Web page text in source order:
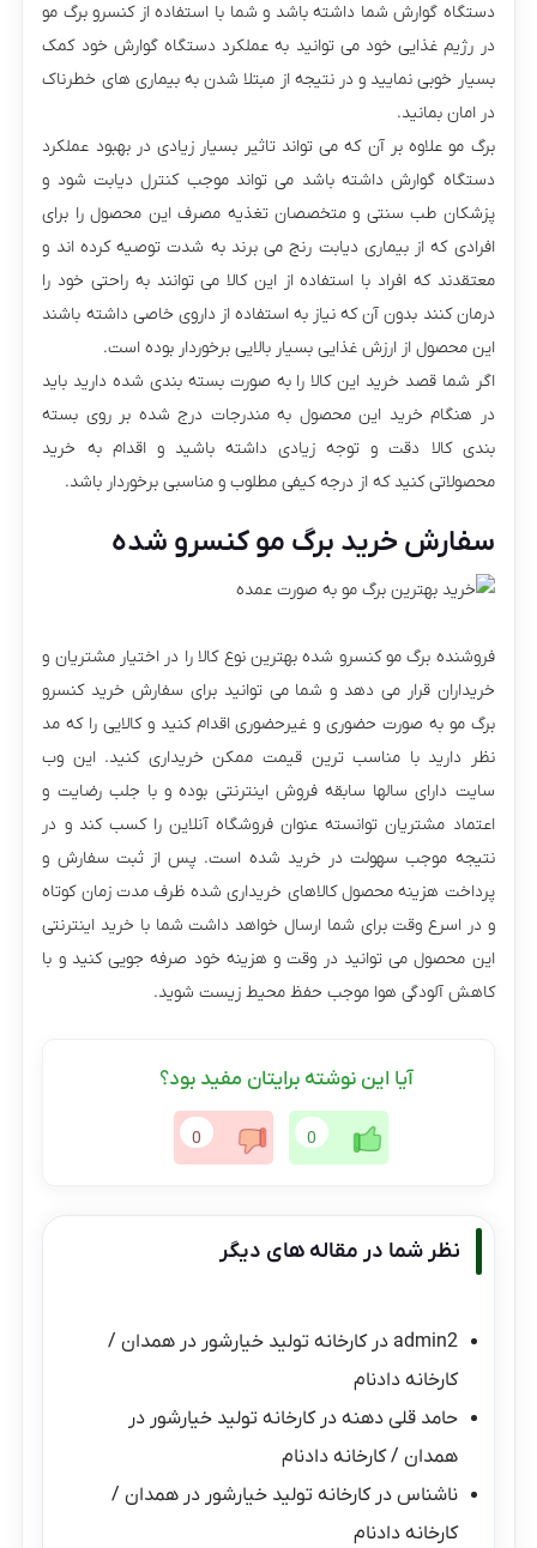
دستگاه گوارش شما داشته باشد و شما با استفاده از کنسرو برگ مو
در رژیم غذایی خود می توانید به عملکرد دستگاه گوارش خود کمک
بسیار خوبی نمایید و در نتیجه از مبتلا شدن به بیماری های خطرناک
در امان بمانید.
برگ مو علاوه بر آن که می تواند تاثیر بسیار زیادی در بهبود عملکرد
دستگاه گوارش داشته باشد می تواند موجب کنترل دیابت شود و
پزشکان طب سنتی و متخصصان تغذیه مصرف این محصول را برای
افرادی که از بیماری دیابت رنج می‌ برند به شدت توصیه کرده‌ اند و
معتقدند که افراد با استفاده از این کالا می‌ توانند به راحتی خود را
درمان کنند بدون آن که نیاز به استفاده از داروی خاصی داشته باشند
این محصول از ارزش غذایی بسیار بالایی برخوردار بوده است.
اگر شما قصد خرید این کالا را به صورت بسته بندی شده دارید باید
در هنگام خرید این محصول به مندرجات درج شده بر روی بسته
بندی کالا دقت و توجه زیادی داشته باشید و اقدام به خرید
محصولاتی کنید که از درجه کیفی مطلوب و مناسبی برخوردار باشد.
سفارش خرید برگ مو کنسرو شده
فروشنده برگ مو کنسرو شده بهترین نوع کالا را در اختیار مشتریان و
خریداران قرار می دهد و شما می توانید برای سفارش خرید کنسرو
برگ مو به صورت حضوری و غیرحضوری اقدام کنید و کالایی را که مد
نظر دارید با مناسب ترین قیمت ممکن خریداری کنید. این وب
سایت دارای سالها سابقه فروش اینترنتی بوده و با جلب رضایت و
اعتماد مشتریان توانسته عنوان فروشگاه آنلاین را کسب کند و در
نتیجه موجب سهولت در خرید شده است. پس از ثبت سفارش و
پرداخت هزینه محصول کالاهای خریداری شده ظرف مدت زمان کوتاه
و در اسرع وقت برای شما ارسال خواهد داشت شما با خرید اینترنتی
این محصول می توانید در وقت و هزینه خود صرفه جویی کنید و با
کاهش آلودگی هوا موجب حفظ محیط زیست شوید.
آیا این نوشته برایتان مفید بود؟
0
0
نظر شما در مقاله های دیگر
admin2 درکارخانه تولید خیارشور در همدان /
کارخانه دادنام
حامد قلی دهنه درکارخانه تولید خیارشور در
همدان / کارخانه دادنام
ناشناس درکارخانه تولید خیارشور در همدان /
کارخانه دادنام